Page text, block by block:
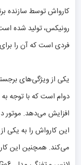
کارواش توسط سازنده
رونیکس، تولید شده
فردی است که آن را
یکی از ویژگی‌های
دوام است که با توجه
این کارواش را به یکی
می‌کند. همچنین این